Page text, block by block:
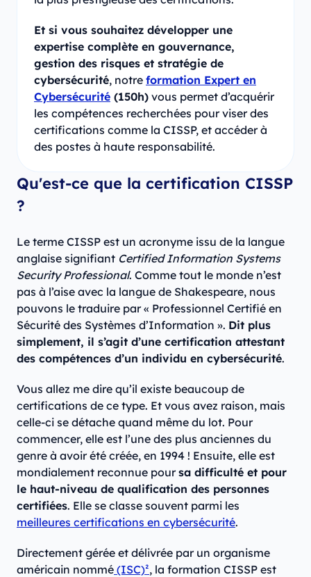
Et si vous souhaitez développer une
expertise complète en gouvernance,
gestion des risques et stratégie de
cybersécurité, notre formation Expert en
Cybersécurité (150h) vous permet d’acquérir
les compétences recherchées pour viser des
certifications comme la CISSP, et accéder à
des postes à haute responsabilité.
Qu'est-ce que la certification CISSP
?
Le terme CISSP est un acronyme issu de la langue
anglaise signifiant Certified Information Systems
Security Professional. Comme tout le monde n’est
pas à l’aise avec la langue de Shakespeare, nous
pouvons le traduire par « Professionnel Certifié en
Sécurité des Systèmes d’Information ». Dit plus
simplement, il s’agit d’une certification attestant
des compétences d’un individu en cybersécurité.
Vous allez me dire qu’il existe beaucoup de
certifications de ce type. Et vous avez raison, mais
celle-ci se détache quand même du lot. Pour
commencer, elle est l’une des plus anciennes du
genre à avoir été créée, en 1994 ! Ensuite, elle est
mondialement reconnue poursa difficulté et pour
le haut-niveau de qualification des personnes
certifiées. Elle se classe souvent parmi les
meilleures certifications en cybersécurité.
Directement gérée et délivrée par un organisme
américain nommé (ISC)², la formation CISSP est